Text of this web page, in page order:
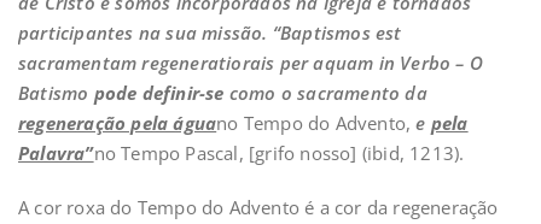
participantes na sua missão. “Baptismos est
sacramentam regeneratiorais per aquam in Verbo – O
Batismo pode definir-se como o sacramento da
regeneração pela águano Tempo do Advento,e pela
Palavra”no Tempo Pascal, [grifo nosso] (ibid, 1213).
A cor roxa do Tempo do Advento é a cor da regeneração